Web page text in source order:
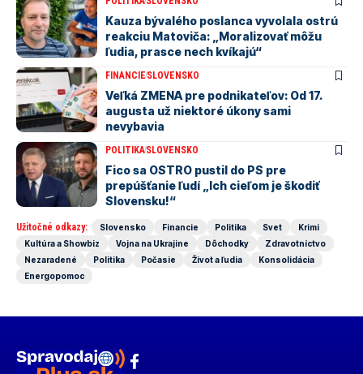
Kauza bývalého poslanca vyvolala ostrú
reakciu Matoviča: „Moralizovať môžu
ľudia, prasce nech kvíkajú“
FINANCIESLOVENSKO
Veľká ZMENA pre podnikateľov: Od 17.
augusta už niektoré úkony sami
nevybavia
POLITIKASLOVENSKO
Fico sa OSTRO pustil do PS pre
prepúšťanie ľudí „Ich cieľom je škodiť
Slovensku!“
Užitočné odkazy: Slovensko Financie Politika Svet
Krimi
Kultúra a Showbiz
Vojna na Ukrajine Dôchodky
Zdravotníctvo
Nezaradené
Politika Počasie Život a ľudia
Konsolidácia
Energopomoc